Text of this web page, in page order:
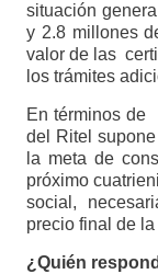
situación
y 2.8 millones
valor de las
los trámites
En términos de
del Ritel
la meta de
próximo
social,
precio final de la
¿Quién